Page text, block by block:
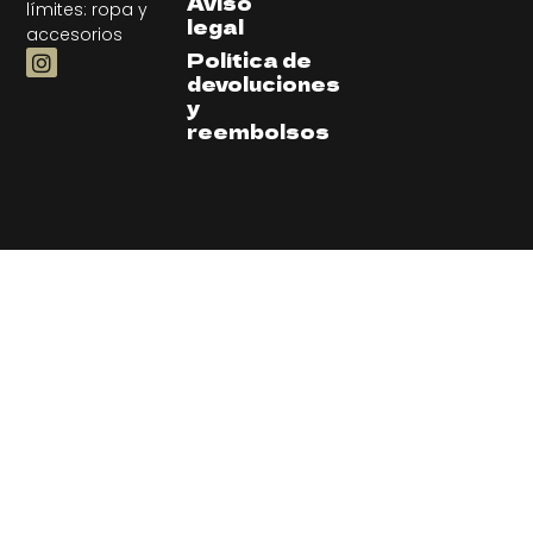
límites: ropa y
accesorios
legal
Política de
devoluciones
y
reembolsos